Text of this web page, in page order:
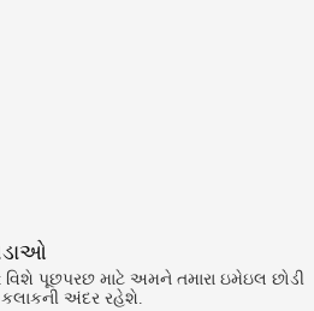
વિશે પૂછપરછ માટે અમને તમારા ઇમેઇલ છોડી
અંદર રહેશે.